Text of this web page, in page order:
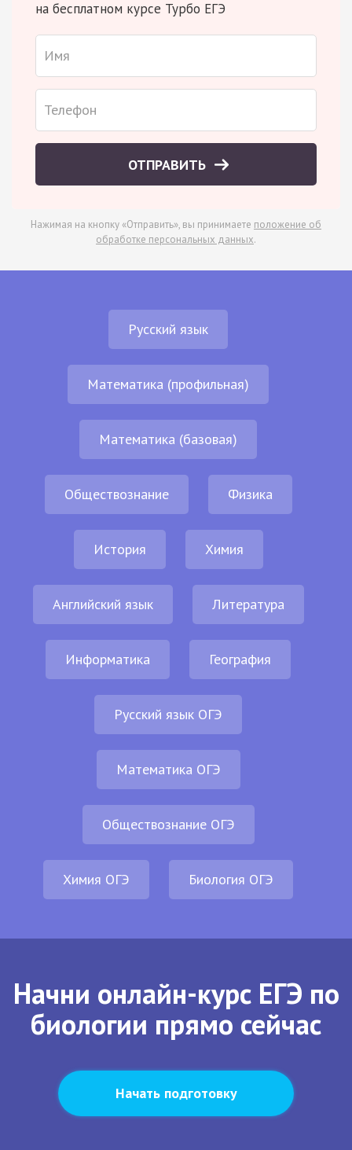
на бесплатном курсе Турбо ЕГЭ
ОТПРАВИТЬ
Нажимая на кнопку «Отправить», вы принимаете положение об
обработке персональных данных.
Русский язык
Математика (профильная)
Математика (базовая)
Обществознание Физика
История Химия
Английский язык Литература
Информатика География
Русский язык ОГЭ
Математика ОГЭ
Обществознание ОГЭ
Химия ОГЭ Биология ОГЭ
Начни онлайн-курс ЕГЭ по
биологии прямо сейчас
Начать подготовку